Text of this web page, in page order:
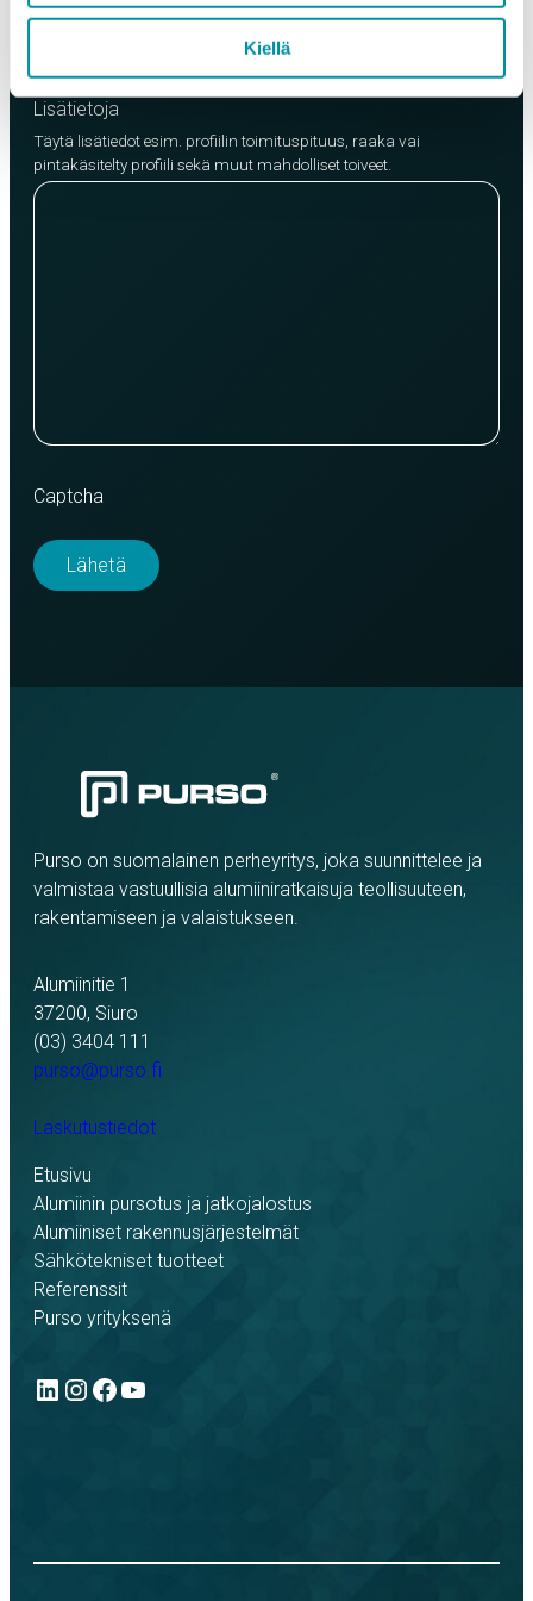
Kiellä
Lisää tuote
Lisätietoja
Täytä lisätiedot esim. profiilin toimituspituus, raaka vai
pintakäsitelty profiili sekä muut mahdolliset toiveet.
Captcha
Purso on suomalainen perheyritys, joka suunnittelee ja
valmistaa vastuullisia alumiiniratkaisuja teollisuuteen,
rakentamiseen ja valaistukseen.
Alumiinitie 1
37200, Siuro
(03) 3404 111
purso@purso.fi
Laskutustiedot
Etusivu
Alumiinin pursotus ja jatkojalostus
Alumiiniset rakennusjärjestelmät
Sähkötekniset tuotteet
Referenssit
Purso yrityksenä
LinkedIn
Instagram
Facebook
YouTube